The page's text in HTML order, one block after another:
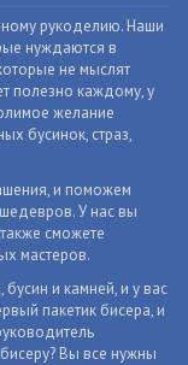
рукоделию. Наши
нуждаются в
не мыслят
полезно каждому, у
желание
бусинок, страз,
и поможем
У нас вы
сможете
мастеров.
и камней, и у вас
пакетик бисера, и
Вы все нужны